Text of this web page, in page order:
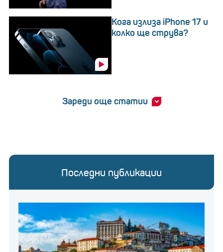
Кога излиза iPhone 17 и
колко ще струва?
Зареди още статии
Последни публикации